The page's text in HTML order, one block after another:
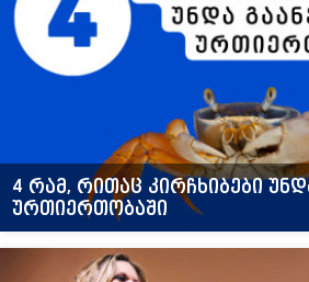
4 რამ, რითაც კირჩხიბები
ურთიერთობაში